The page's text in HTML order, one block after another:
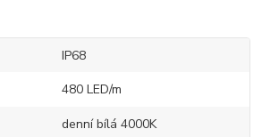
IP68
480 LED/m
denní bílá 4000K